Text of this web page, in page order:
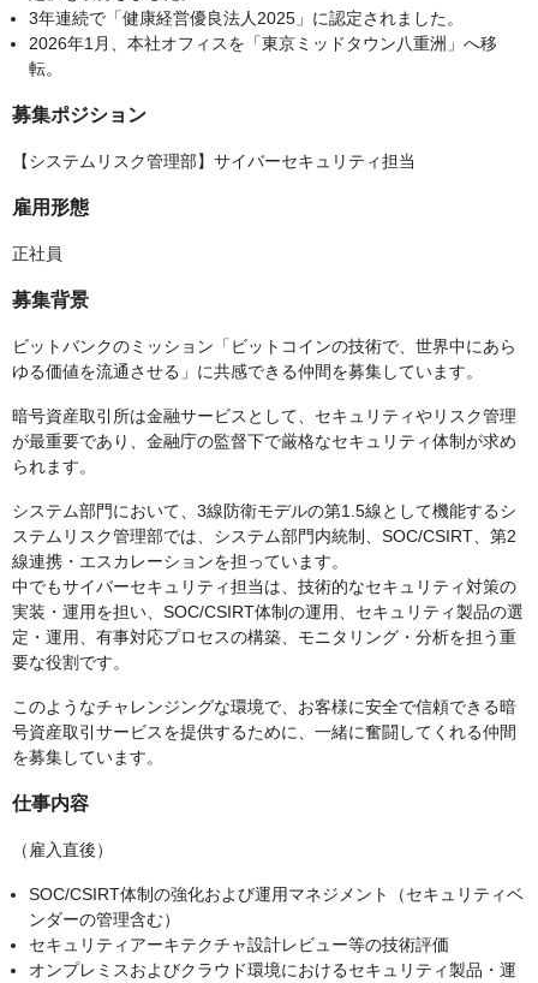
3年連続で「健康経営優良法人2025」に認定されました。
2026年1月、本社オフィスを「東京ミッドタウン八重洲」へ移
転。
募集ポジション
【システムリスク管理部】サイバーセキュリティ担当
雇用形態
正社員
募集背景
ビットバンクのミッション「ビットコインの技術で、世界中にあら
ゆる価値を流通させる」に共感できる仲間を募集しています。
暗号資産取引所は金融サービスとして、セキュリティやリスク管理
が最重要であり、金融庁の監督下で厳格なセキュリティ体制が求め
られます。
システム部門において、3線防衛モデルの第1.5線として機能するシ
ステムリスク管理部では、システム部門内統制、SOC/CSIRT、第2
線連携・エスカレーションを担っています。
中でもサイバーセキュリティ担当は、技術的なセキュリティ対策の
実装・運用を担い、SOC/CSIRT体制の運用、セキュリティ製品の選
定・運用、有事対応プロセスの構築、モニタリング・分析を担う重
要な役割です。
このようなチャレンジングな環境で、お客様に安全で信頼できる暗
号資産取引サービスを提供するために、一緒に奮闘してくれる仲間
を募集しています。
仕事内容
（雇入直後）
SOC/CSIRT体制の強化および運用マネジメント（セキュリティベ
ンダーの管理含む）
セキュリティアーキテクチャ設計レビュー等の技術評価
オンプレミスおよびクラウド環境におけるセキュリティ製品・運